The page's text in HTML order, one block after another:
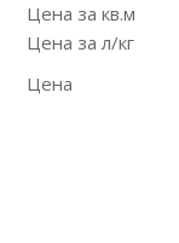
Цена за кв.м
Цена за л/кг
Цена